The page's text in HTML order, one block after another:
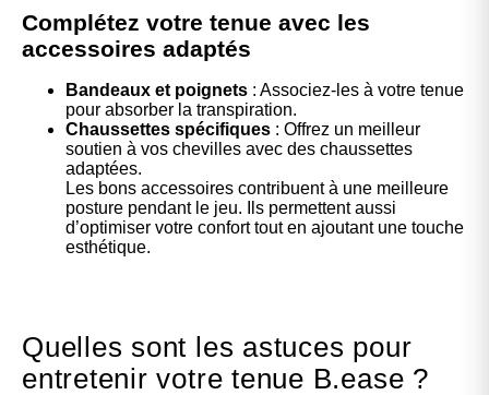
Complétez votre tenue avec les
accessoires adaptés
Bandeaux et poignets : Associez-les à votre tenue
pour absorber la transpiration.
Chaussettes spécifiques : Offrez un meilleur
soutien à vos chevilles avec des chaussettes
adaptées.
Les bons accessoires contribuent à une meilleure
posture pendant le jeu. Ils permettent aussi
d’optimiser votre confort tout en ajoutant une touche
esthétique.
Quelles sont les astuces pour
entretenir votre tenue B.ease ?